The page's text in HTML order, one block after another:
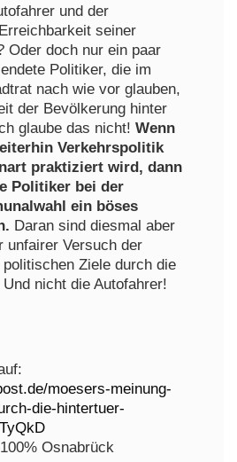
und der
seiner
Oder doch nur ein paar
Politiker, die im
nach wie vor glauben,
der Bevölkerung hinter
glaube das nicht! Wenn
Verkehrspolitik
praktiziert wird, dann
Politiker bei der
ein böses
Daran sind diesmal aber
unfairer Versuch der
Ziele durch die
nicht die Autofahrer!
moesers-meinung-
die-hintertuer-
Osnabrück